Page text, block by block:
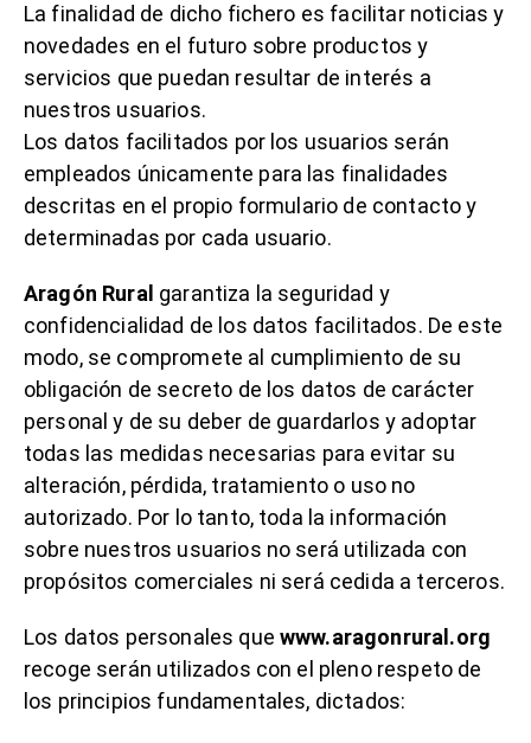
La finalidad de dicho fichero es facilitar noticias y
novedades en el futuro sobre productos y
servicios que puedan resultar de interés a
nuestros usuarios.
Los datos facilitados por los usuarios serán
empleados únicamente para las finalidades
descritas en el propio formulario de contacto y
determinadas por cada usuario.
Aragón Rural garantiza la seguridad y
confidencialidad de los datos facilitados. De este
modo, se compromete al cumplimiento de su
obligación de secreto de los datos de carácter
personal y de su deber de guardarlos y adoptar
todas las medidas necesarias para evitar su
alteración, pérdida, tratamiento o uso no
autorizado. Por lo tanto, toda la información
sobre nuestros usuarios no será utilizada con
propósitos comerciales ni será cedida a terceros.
Los datos personales que www.aragonrural.org
recoge serán utilizados con el pleno respeto de
los principios fundamentales, dictados: